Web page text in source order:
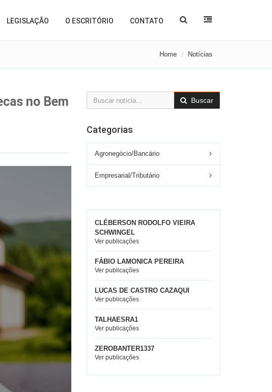
LEGISLAÇÃO O ESCRITÓRIO CONTATO
Home Notícias
no Bem
Buscar
Categorias
Agronegócio/Bancário
Empresarial/Tributário
CLÉBERSON RODOLFO VIEIRA
SCHWINGEL
Ver publicações
FÁBIO LAMONICA PEREIRA
Ver publicações
LUCAS DE CASTRO CAZAQUI
Ver publicações
TALHAESRA1
Ver publicações
ZEROBANTER1337
Ver publicações